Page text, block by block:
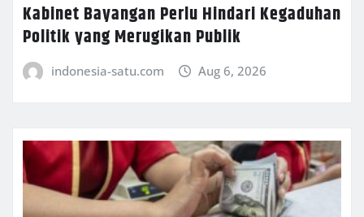
Kabinet Bayangan Perlu Hindari Kegaduhan
Politik yang Merugikan Publik
indonesia-satu.com Aug 6, 2026